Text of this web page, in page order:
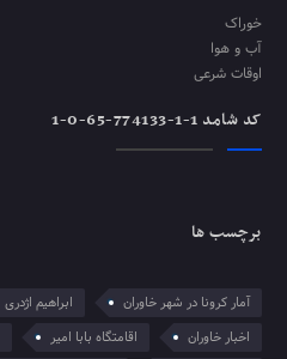
خوراک
آب و هوا
اوقات شرعی
کد شامد 1-1-774133-65-0-1
برچسب ها
آمار کرونا در شهر خاوران ابراهیم اژدری
اخبار خاوران
اقامتگاه بابا امیر